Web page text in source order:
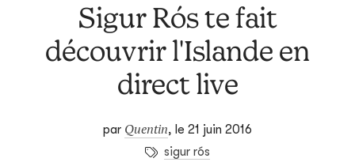
Sigur Rós te fait
découvrir l'Islande en
direct live
par Quentin, le 21 juin 2016
sigur rós